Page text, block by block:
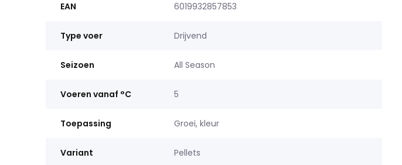
EAN 6019932857853
Type voer Drijvend
Seizoen All Season
Voeren vanaf °C 5
Toepassing Groei, kleur
Variant Pellets